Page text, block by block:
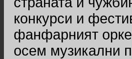
конкурси и
фанфарният
осем музикални